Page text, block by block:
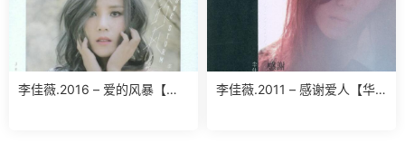
李佳薇.2016 – 爱的风暴【华
李佳薇.2011 – 感谢爱人【华